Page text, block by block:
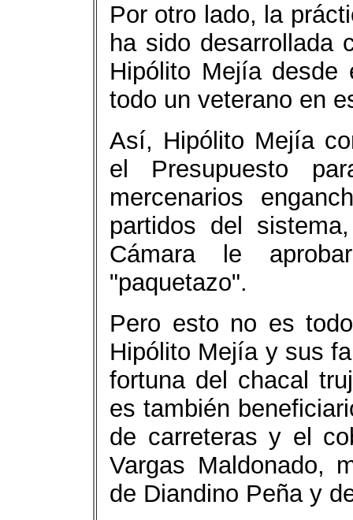
Por otro lado, la
ha sido desarrollada
Hipólito Mejía
todo un veterano en
Así, Hipólito Mejía
el Presupuesto
mercenarios
partidos del
Cámara le
"paquetazo".
Pero esto no es
Hipólito Mejía y sus
fortuna del chacal
es también
de carreteras y el
Vargas Maldonado,
de Diandino Peña y